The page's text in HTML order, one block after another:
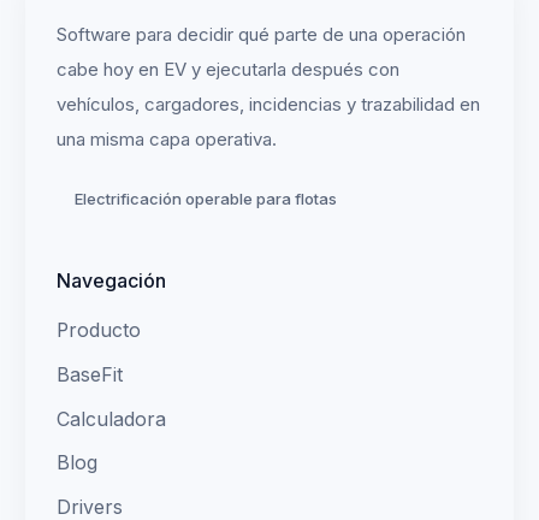
Software para decidir qué parte de una operación
cabe hoy en EV y ejecutarla después con
vehículos, cargadores, incidencias y trazabilidad en
una misma capa operativa.
Electrificación operable para flotas
Navegación
Producto
BaseFit
Calculadora
Blog
Drivers